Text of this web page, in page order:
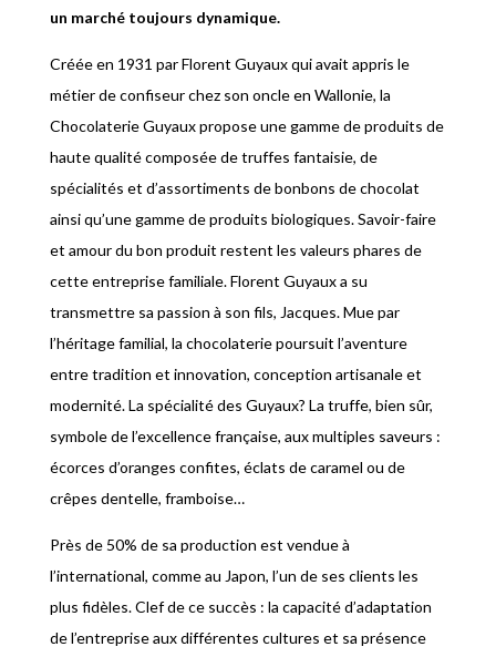
un marché toujours dynamique.
Créée en 1931 par Florent Guyaux qui avait appris le
métier de confiseur chez son oncle en Wallonie, la
Chocolaterie Guyaux propose une gamme de produits de
haute qualité composée de truffes fantaisie, de
spécialités et d’assortiments de bonbons de chocolat
ainsi qu’une gamme de produits biologiques. Savoir-faire
et amour du bon produit restent les valeurs phares de
cette entreprise familiale. Florent Guyaux a su
transmettre sa passion à son fils, Jacques. Mue par
l’héritage familial, la chocolaterie poursuit l’aventure
entre tradition et innovation, conception artisanale et
modernité. La spécialité des Guyaux? La truffe, bien sûr,
symbole de l’excellence française, aux multiples saveurs :
écorces d’oranges confites, éclats de caramel ou de
crêpes dentelle, framboise…
Près de 50% de sa production est vendue à
l’international, comme au Japon, l’un de ses clients les
plus fidèles. Clef de ce succès : la capacité d’adaptation
de l’entreprise aux différentes cultures et sa présence